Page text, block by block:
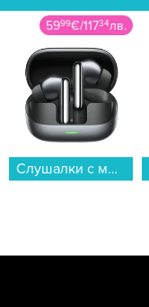
5999€/11734лв.
Слушалки с микрофон Honor EARBUDS 4 BLACK , Bluetooth , IN-EAR (ТАПИ)...